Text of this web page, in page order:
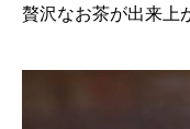
贅沢なお茶が出来上